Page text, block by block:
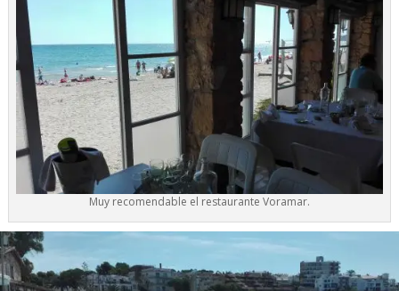
Muy recomendable el restaurante Voramar.